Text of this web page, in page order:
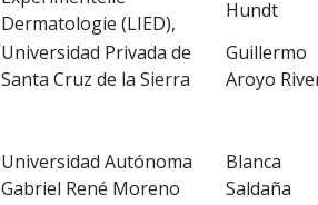
Dermatologie (LIED),
Hundt
Universidad Privada de
Santa Cruz de la Sierra
Guillermo
Aroyo
Universidad Autónoma
Gabriel René Moreno
Blanca
Saldaña